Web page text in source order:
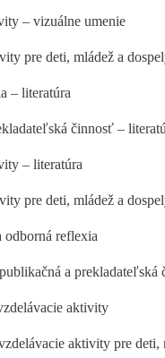
– vizuálne umenie
pre deti, mládež a
– literatúra
činnosť –
– literatúra
pre deti, mládež a
reflexia
a prekladateľská
aktivity
aktivity pre deti,